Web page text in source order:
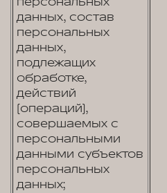
данных, состав
персональных
данных,
подлежащих
обработке,
действий
(операций),
совершаемых с
персональными
данными субъектов
персональных
данных;